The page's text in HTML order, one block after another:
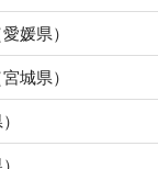
媛県）
城県）